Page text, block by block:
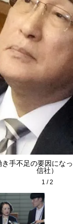
手不足の要因にな
信社）
1 /2